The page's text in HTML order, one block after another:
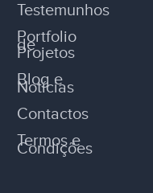
Testemunhos
Portfolio
de
Projetos
Blog e
Notícias
Contactos
Termos e
Condições